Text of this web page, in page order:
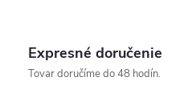
Expresné doručenie
Tovar doručíme do 48 hodín.